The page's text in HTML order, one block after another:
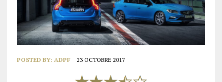
POSTED BY: ADPF 23 OCTOBRE 2017